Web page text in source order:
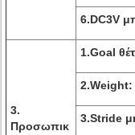
6.DC3V
3.
Προσωπικ
1.Goal
2.Weight:
3.Stride